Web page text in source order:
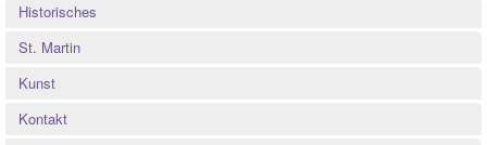
Historisches
St. Martin
Kunst
Kontakt